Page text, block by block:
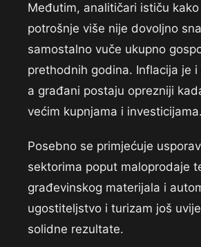
Međutim, analitičari ističu
potrošnje više nije dovoljno
samostalno vuče ukupno
prethodnih godina. Inflacija je
a građani postaju oprezniji
većim kupnjama i investicijama.
Posebno se primjećuje
sektorima poput maloprodaje
građevinskog materijala i
ugostiteljstvo i turizam još
solidne rezultate.